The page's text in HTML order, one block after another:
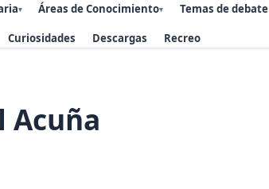
▾ Áreas de Conocimiento▾ Temas de debate
Curiosidades Descargas Recreo
Acuña